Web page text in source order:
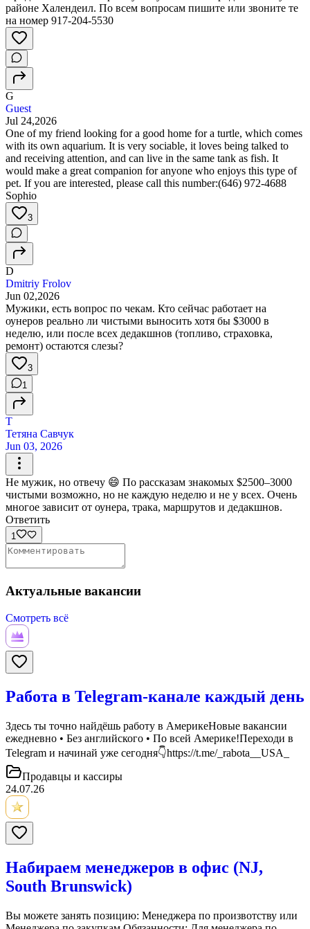
районе Халендеил. По всем вопросам пишите или звоните те
на номер 917-204-5530
G
Guest
Jul 24,2026
One of my friend looking for a good home for a turtle, which comes
with its own aquarium. It is very sociable, it loves being talked to
and receiving attention, and can live in the same tank as fish. It
would make a great companion for anyone who enjoys this type of
pet. If you are interested, please call this number:(646) 972-4688
Sophio
3
D
Dmitriy Frolov
Jun 02,2026
Мужики, есть вопрос по чекам. Кто сейчас работает на
оунеров реально ли чистыми выносить хотя бы $3000 в
неделю, или после всех дедакшнов (топливо, страховка,
ремонт) остаются слезы?
3
1
Т
Тетяна Савчук
Jun 03, 2026
Не мужик, но отвечу 😄 По рассказам знакомых $2500–3000
чистыми возможно, но не каждую неделю и не у всех. Очень
многое зависит от оунера, трака, маршрутов и дедакшнов.
Ответить
1
Актуальные вакансии
Смотреть всё
Работа в Telegram-канале каждый день
Здесь ты точно найдёшь работу в АмерикеНовые вакансии
ежедневно • Без английского • По всей Америке!Переходи в
Telegram и начинай уже сегодня👇https://t.me/_rabota__USA_
Продавцы и кассиры
24.07.26
Набираем менеджеров в офис (NJ,
South Brunswick)
Вы можете занять позицию: Менеджера по произвотству или